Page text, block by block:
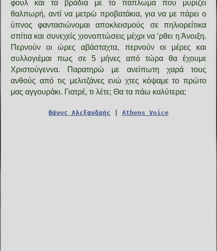
φουλ και τα βράδια με το πάπλωμα που μυρίζει
θαλπωρή, αντί να μετρώ προβατάκια, για να με πάρει ο
ύπνος φαντασιώνομαι αποκλεισμούς σε πηλιoρείτικα
σπίτια και συνεχείς χιονοπτώσεις μέχρι να ’ρθει η Άνοιξη.
Περνούν οι ώρες αβάσταχτα, περνούν οι μέρες και
συλλογιέμαι πως σε 5 μήνες από τώρα θα έχουμε
Χριστούγεννα. Παρατηρώ με ανείπωτη χαρά τους
ανθούς από τις μελιτζάνες ενώ χτες κόψαμε το πρώτο
μας αγγουράκι. Γιατρέ, τι λέτε; Θα τα πάω καλύτερα;
Θάνος Αλεξανδρής Athens Voice